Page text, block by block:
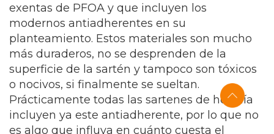
exentas de PFOA y que incluyen los
modernos antiadherentes en su
planteamiento. Estos materiales son mucho
más duraderos, no se desprenden de la
superficie de la sartén y tampoco son tóxicos
o nocivos, si finalmente se sueltan.
Prácticamente todas las sartenes de hoy día
incluyen ya este antiadherente, por lo que no
es algo que influya en cuánto cuesta el